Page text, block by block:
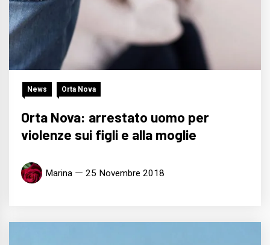
News Orta Nova
Orta Nova: arrestato uomo per
violenze sui figli e alla moglie
Marina 25 Novembre 2018